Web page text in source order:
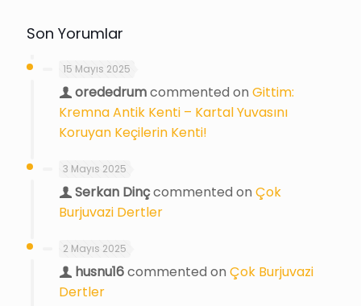
Son Yorumlar
15 Mayıs 2025
orededrumcommented on Gittim:
Kremna Antik Kenti – Kartal Yuvasını
Koruyan Keçilerin Kenti!
3 Mayıs 2025
Serkan Dinçcommented on Çok
Burjuvazi Dertler
2 Mayıs 2025
husnu16commented on Çok Burjuvazi
Dertler